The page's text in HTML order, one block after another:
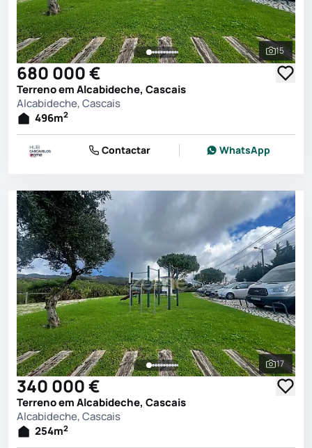
Ver
15
680 000 €
Terreno em Alcabideche, Cascais
Alcabideche, Cascais
496m2
Contactar WhatsApp
Ver
17
340 000 €
Terreno em Alcabideche, Cascais
Alcabideche, Cascais
254m2